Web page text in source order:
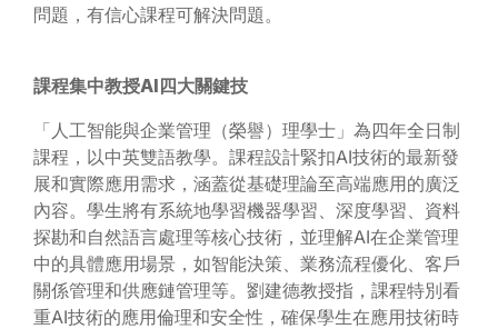
問題，有信心課程可解決問題。
課程集中教授AI四大關鍵技
「人工智能與企業管理（榮譽）理學士」為四年全日制
課程，以中英雙語教學。課程設計緊扣AI技術的最新發
展和實際應用需求，涵蓋從基礎理論至高端應用的廣泛
內容。學生將有系統地學習機器學習、深度學習、資料
探勘和自然語言處理等核心技術，並理解AI在企業管理
中的具體應用場景，如智能決策、業務流程優化、客戶
關係管理和供應鏈管理等。劉建德教授指，課程特別看
重AI技術的應用倫理和安全性，確保學生在應用技術時